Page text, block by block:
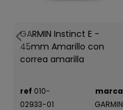
GARMIN Instinct E -
45mm Amarillo con
correa amarilla
ref 010-
02933-01
marca
GARMIN